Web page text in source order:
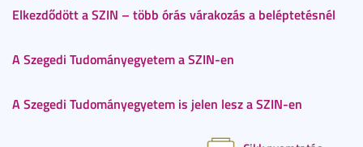
Elkezdődött a SZIN – több órás várakozás a beléptetésnél
A Szegedi Tudományegyetem a SZIN-en
A Szegedi Tudományegyetem is jelen lesz a SZIN-en